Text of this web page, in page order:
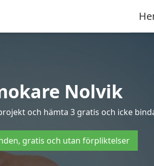
Nolvik
och hämta 3 gratis och icke
gratis och utan förpliktelser